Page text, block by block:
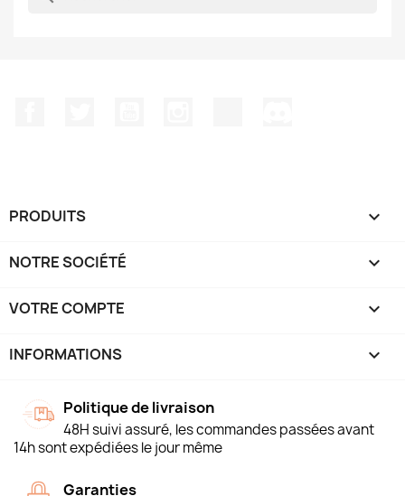
PRODUITS 
NOTRE SOCIÉTÉ 
VOTRE COMPTE 
INFORMATIONS keyboard_arrow_down
Politique de livraison
48H suivi assuré, les commandes passées avant
14h sont expédiées le jour même
Garanties